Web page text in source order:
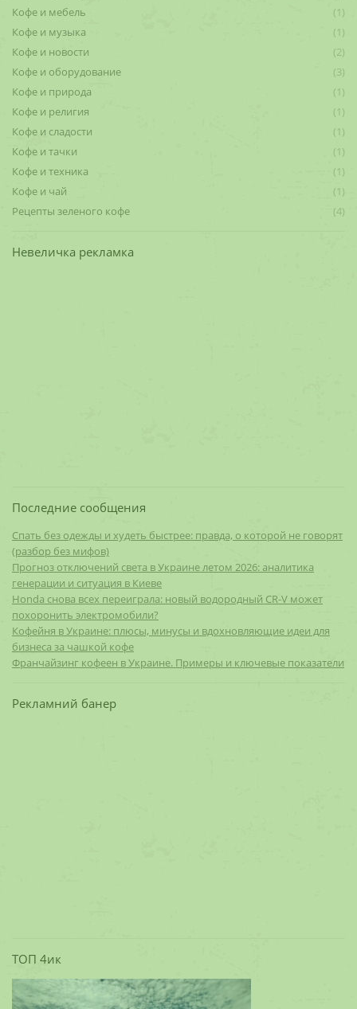
Кофе и мебель
(1)
Кофе и музыка
(1)
Кофе и новости
(2)
Кофе и оборудование
(3)
Кофе и природа
(1)
Кофе и религия
(1)
Кофе и сладости
(1)
Кофе и тачки
(1)
Кофе и техника
(1)
Кофе и чай
(1)
Рецепты зеленого кофе
(4)
Невеличка рекламка
Последние сообщения
Спать без одежды и худеть быстрее: правда, о которой не говорят
(разбор без мифов)
Прогноз отключений света в Украине летом 2026: аналитика
генерации и ситуация в Киеве
Honda снова всех переиграла: новый водородный CR-V может
похоронить электромобили?
Кофейня в Украине: плюсы, минусы и вдохновляющие идеи для
бизнеса за чашкой кофе
Франчайзинг кофеен в Украине. Примеры и ключевые показатели
Рекламний банер
ТОП 4ик